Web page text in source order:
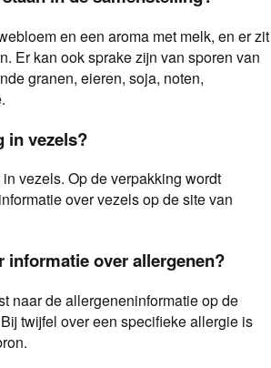
en een aroma met melk, en er zit
Er kan ook sprake zijn van sporen van
granen, eieren, soja, noten,
in vezels?
vezels. Op de verpakking wordt
over vezels op de site van
informatie over allergenen?
naar de allergeneninformatie op de
twijfel over een specifieke allergie is